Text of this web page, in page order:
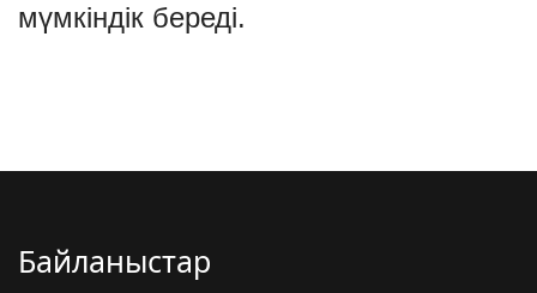
мүмкіндік береді.
Байланыстар